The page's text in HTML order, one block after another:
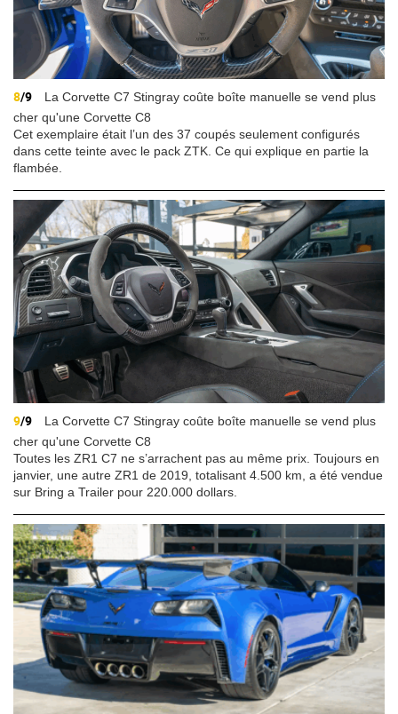
8/9
La Corvette C7 Stingray coûte boîte manuelle se vend plus
cher qu'une Corvette C8
Cet exemplaire était l’un des 37 coupés seulement configurés
dans cette teinte avec le pack ZTK. Ce qui explique en partie la
flambée.
9/9
La Corvette C7 Stingray coûte boîte manuelle se vend plus
cher qu'une Corvette C8
Toutes les ZR1 C7 ne s’arrachent pas au même prix. Toujours en
janvier, une autre ZR1 de 2019, totalisant 4.500 km, a été vendue
sur Bring a Trailer pour 220.000 dollars.